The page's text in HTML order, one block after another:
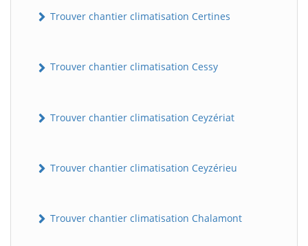
Trouver chantier climatisation Certines
Trouver chantier climatisation Cessy
Trouver chantier climatisation Ceyzériat
Trouver chantier climatisation Ceyzérieu
Trouver chantier climatisation Chalamont